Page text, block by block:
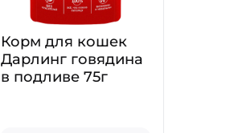
Корм для кошек
Дарлинг говядина
в подливе 75г